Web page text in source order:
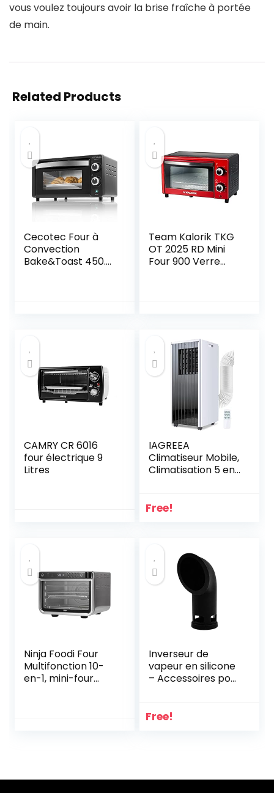
vous voulez toujours avoir la brise fraîche à portée
de main.
Related Products
Cecotec Four à
Convection
Bake&Toast 450.
Viennoiserie,
Inclus : Plateau
Ramasse-miettes.
Team Kalorik TKG
OT 2025 RD Mini
Four 900 Verre
CAMRY CR 6016
four électrique 9
Litres
IAGREEA
Climatiseur Mobile,
Climatisation 5 en 1
Ventiler Minuterie
Chambre
Climatisation avec
tuyau
d’évacuation, Air
Conditioner…
Free!
Ninja Foodi Four
Multifonction 10-
en-1, mini-four
Silver/Black
Inverseur de
vapeur en silicone
– Accessoires pour
Duo/Smart/Plus/Vi
car – Noir
Free!